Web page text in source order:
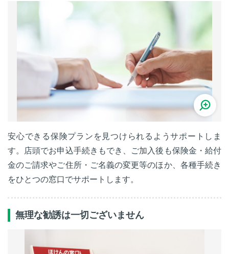
安心できる保険プランを見つけられるようサポートしま
す。店頭でお申込手続きもでき、ご加入後も保険金・給付
金のご請求やご住所・ご名義の変更等のほか、各種手続き
をひとつの窓口でサポートします。
無理な勧誘は一切ございません